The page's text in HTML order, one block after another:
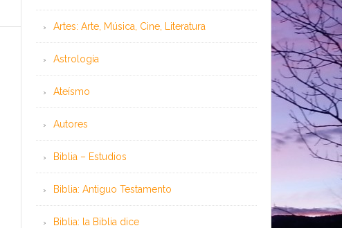
Artes: Arte, Música, Cine, Literatura
Astrología
Ateísmo
Autores
Biblia – Estudios
Biblia: Antiguo Testamento
Biblia: la Biblia dice